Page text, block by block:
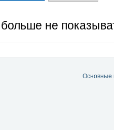
больше не
Основные